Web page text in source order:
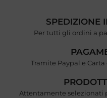
SPEDIZIONE
Per tutti gli ordini a
Tramite Paypal e
Attentamente selezionati